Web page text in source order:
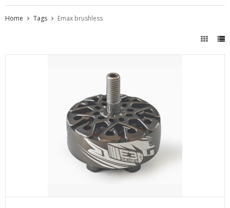
Home Tags Emax brushless